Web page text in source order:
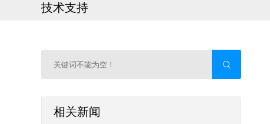
技术支持
相关新闻